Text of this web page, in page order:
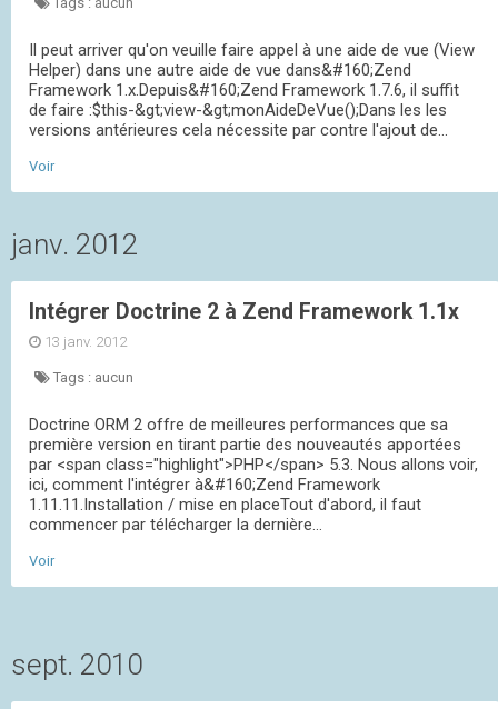
Il peut arriver qu'on veuille faire appel à une aide de vue (View
Helper) dans une autre aide de vue dans&#160;Zend
Framework 1.x.Depuis&#160;Zend Framework 1.7.6, il suffit
de faire :$this-&gt;view-&gt;monAideDeVue();Dans les les
versions antérieures cela nécessite par contre l'ajout de...
Voir
janv. 2012
Intégrer Doctrine 2 à Zend Framework 1.1x
13 janv. 2012
Tags : aucun
Doctrine ORM 2 offre de meilleures performances que sa
première version en tirant partie des nouveautés apportées
par <span class="highlight">PHP</span> 5.3. Nous allons voir,
ici, comment l'intégrer à&#160;Zend Framework
1.11.11.Installation / mise en placeTout d'abord, il faut
commencer par télécharger la dernière...
Voir
sept. 2010